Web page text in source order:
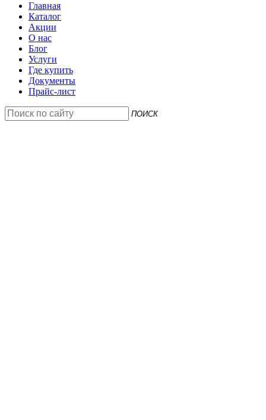
Главная
Каталог
Акции
О нас
Блог
Услуги
Где купить
Документы
Прайс-лист
ПОИСК